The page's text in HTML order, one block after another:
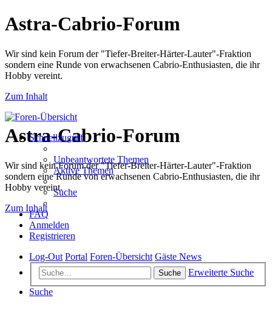
Astra-Cabrio-Forum
Wir sind kein Forum der "Tiefer-Breiter-Härter-Lauter"-Fraktion
sondern eine Runde von erwachsenen Cabrio-Enthusiasten, die ihr
Hobby vereint.
Zum Inhalt
Astra-Cabrio-Forum
Wir sind kein Forum der "Tiefer-Breiter-Härter-Lauter"-Fraktion
sondern eine Runde von erwachsenen Cabrio-Enthusiasten, die ihr
Hobby vereint.
Zum Inhalt
Schnellzugriff
Unbeantwortete Themen
Aktive Themen
Suche
FAQ
Anmelden
Registrieren
Log-Out Portal Foren-Übersicht Gäste News
Suche
Erweiterte Suche
Suche